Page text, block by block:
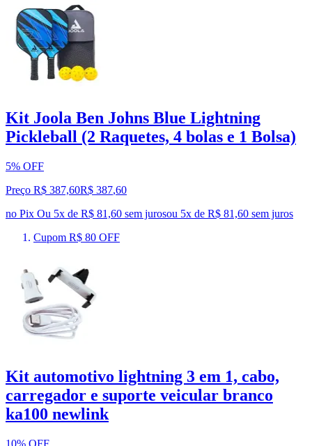
Kit Joola Ben Johns Blue Lightning
Pickleball (2 Raquetes, 4 bolas e 1 Bolsa)
5% OFF
Preço R$ 387,60R$ 387,60
no Pix Ou 5x de R$ 81,60 sem jurosou 5x de R$ 81,60 sem juros
Cupom R$ 80 OFF
Kit automotivo lightning 3 em 1, cabo,
carregador e suporte veicular branco
ka100 newlink
10% OFF